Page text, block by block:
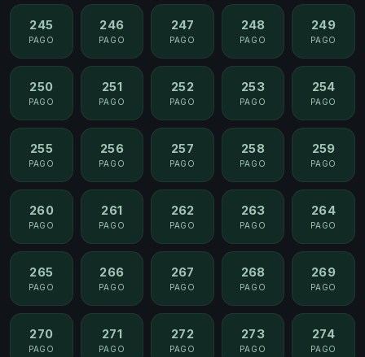
245
PAGO
246
PAGO
247
PAGO
248
PAGO
249
PAGO
250
PAGO
251
PAGO
252
PAGO
253
PAGO
254
PAGO
255
PAGO
256
PAGO
257
PAGO
258
PAGO
259
PAGO
260
PAGO
261
PAGO
262
PAGO
263
PAGO
264
PAGO
265
PAGO
266
PAGO
267
PAGO
268
PAGO
269
PAGO
270
PAGO
271
PAGO
272
PAGO
273
PAGO
274
PAGO